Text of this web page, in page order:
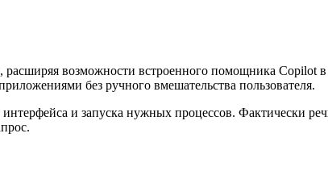
возможности встроенного помощника Copilot
без ручного вмешательства пользователя.
и запуска нужных процессов. Фактически